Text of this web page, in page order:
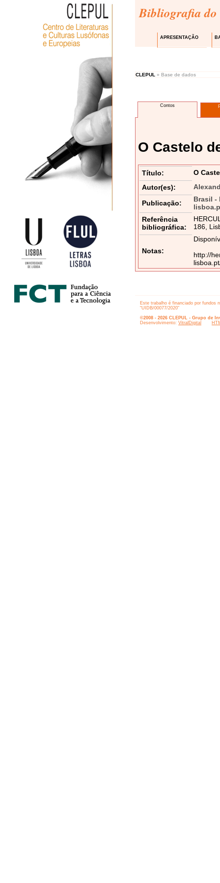
Bibliografia do
APRESENTAÇÃO
CLEPUL » Base de dados
Contos
O Castelo
Título:
O
Autor(es):
Publicação:
Brasil -
Referência
bibliográfica:
186,
Notas:
http://
Este trabalho é financiado por fundos
“UIDB/00077/2020”
©2008 - 2026 CLEPUL - Grupo de
Desenvolvimento: VitralDigital